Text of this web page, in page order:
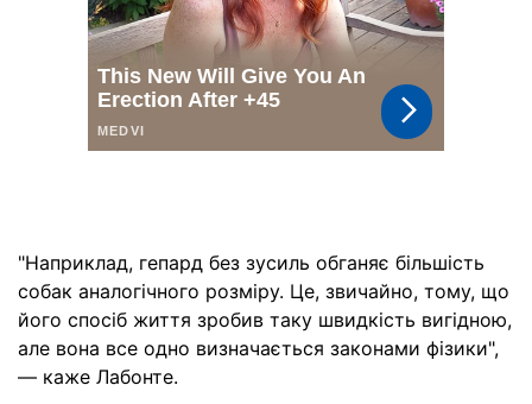
"Наприклад, гепард без зусиль обганяє більшість
собак аналогічного розміру. Це, звичайно, тому, що
його спосіб життя зробив таку швидкість вигідною,
але вона все одно визначається законами фізики",
— каже Лабонте.